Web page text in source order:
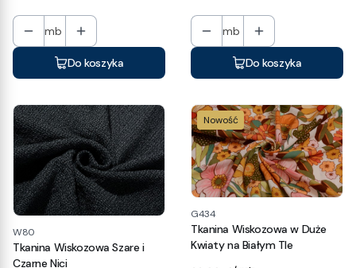
mb
Do koszyka
mb
Do koszyka
W80
Tkanina Wiskozowa Szare i
Czarne Nici
Nowość
G434
Tkanina Wiskozowa w Duże
Kwiaty na Białym Tle